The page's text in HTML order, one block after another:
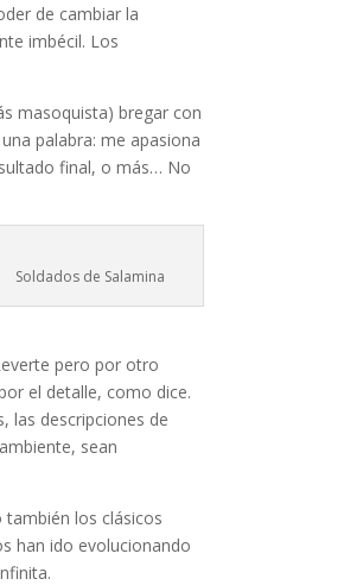
de cambiar la
imbécil. Los
masoquista) bregar con
palabra: me apasiona
final, o más… No
Soldados de Salamina
pero por otro
el detalle, como dice.
las descripciones de
sean
los clásicos
han ido evolucionando